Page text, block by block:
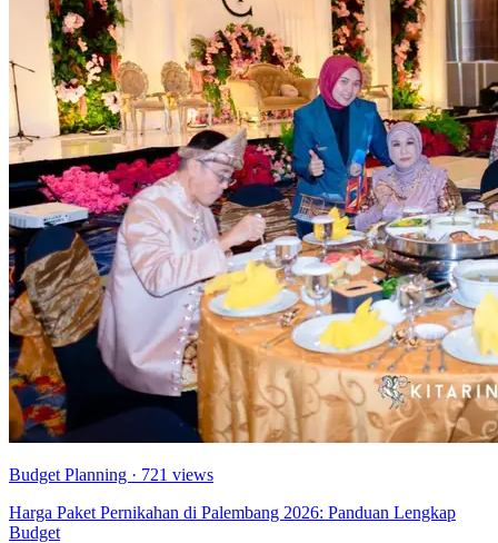
Budget Planning · 721 views
Harga Paket Pernikahan di Palembang 2026: Panduan Lengkap
Budget